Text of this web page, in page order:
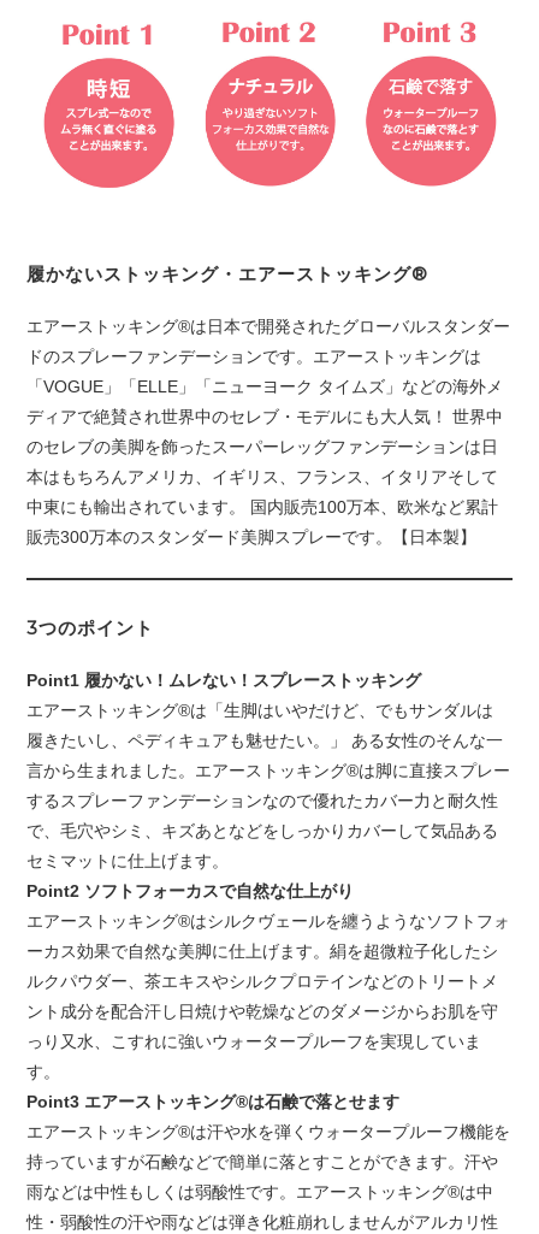
履かないストッキング・エアーストッキング®
エアーストッキング®は日本で開発されたグローバルスタンダー
ドのスプレーファンデーションです。エアーストッキングは
「VOGUE」「ELLE」「ニューヨーク タイムズ」などの海外メ
ディアで絶賛され世界中のセレブ・モデルにも大人気！ 世界中
のセレブの美脚を飾ったスーパーレッグファンデーションは日
本はもちろんアメリカ、イギリス、フランス、イタリアそして
中東にも輸出されています。 国内販売100万本、欧米など累計
販売300万本のスタンダード美脚スプレーです。【日本製】
3つのポイント
Point1 履かない！ムレない！スプレーストッキング
エアーストッキング®は「生脚はいやだけど、でもサンダルは
履きたいし、ペディキュアも魅せたい。」 ある女性のそんな一
言から生まれました。エアーストッキング®は脚に直接スプレー
するスプレーファンデーションなので優れたカバー力と耐久性
で、毛穴やシミ、キズあとなどをしっかりカバーして気品ある
セミマットに仕上げます。
Point2 ソフトフォーカスで自然な仕上がり
エアーストッキング®はシルクヴェールを纏うようなソフトフォ
ーカス効果で自然な美脚に仕上げます。絹を超微粒子化したシ
ルクパウダー、茶エキスやシルクプロテインなどのトリートメ
ント成分を配合汗し日焼けや乾燥などのダメージからお肌を守
っり又水、こすれに強いウォータープルーフを実現していま
す。
Point3 エアーストッキング®は石鹸で落とせます
エアーストッキング®は汗や水を弾くウォータープルーフ機能を
持っていますが石鹸などで簡単に落とすことができます。汗や
雨などは中性もしくは弱酸性です。エアーストッキング®は中
性・弱酸性の汗や雨などは弾き化粧崩れしませんがアルカリ性